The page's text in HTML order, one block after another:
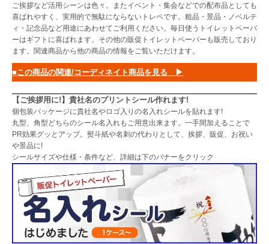
ご挨拶など活用シーンは色々。またイベント・集会などでの配布品としても
喜ばれやすく、実用的で無駄にならないトレペです。粗品・景品・ノベルテ
ィ・記念品など用途にあわせてご利用ください。毎日使うトイレットペーパ
ーはギフトに喜ばれます。その他の販促トイレットペーパーも販売しており
ます。関連商品から他の商品の情報をご覧いただけます。
■この商品の関連/コーディネイト商品を見る ▶
【ご挨拶用に!】貴社名のプリントシール作れます!
個包装パッケージに貴社名やロゴ入りの名入れシールを貼れます!
丸型、角型どちらのシール名入れもご用意出来ます。一手間加えることで
PR効果グッとアップ。熨斗紙や名刺の代わりとして、挨拶、販促、お祝い
や景品に!
シールサイズや仕様・条件など、詳細は下のバナーをクリック